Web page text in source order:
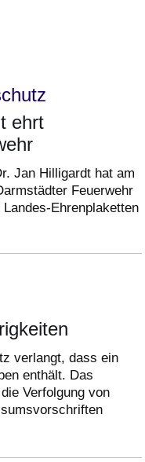
ehrt
Jan Hilligardt hat am
Feuerwehr
Ehrenplaketten
verlangt, dass ein
enthält. Das
Verfolgung von